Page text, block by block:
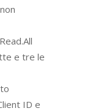
e tre le
ID e